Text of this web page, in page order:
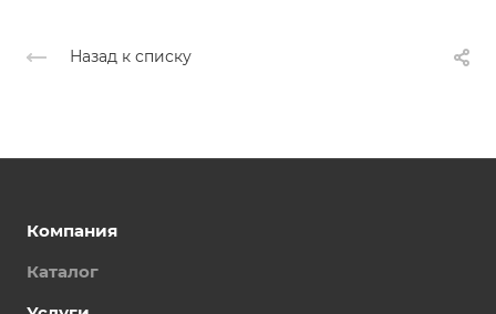
Назад к списку
Компания
Каталог